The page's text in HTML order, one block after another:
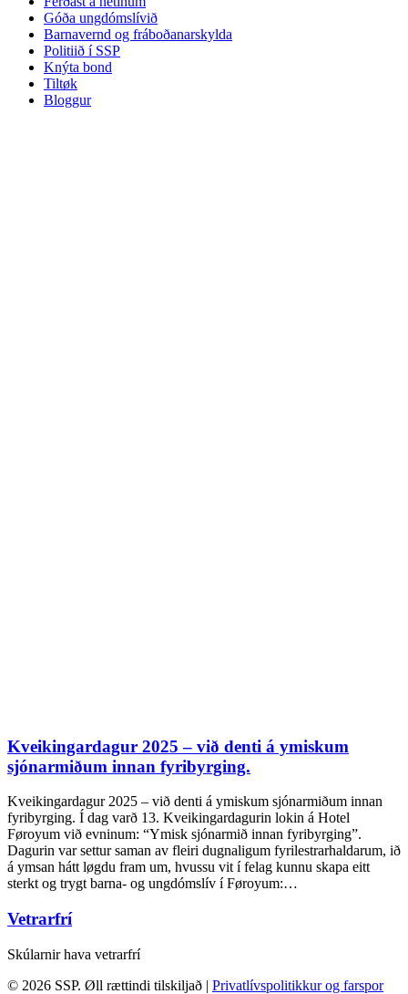
Góða ungdómslívið
Barnavernd og fráboðanarskylda
Politiið í SSP
Knýta bond
Tiltøk
Bloggur
Kveikingardagur 2025 – við denti á ymiskum
sjónarmiðum innan fyribyrging.
Kveikingardagur 2025 – við denti á ymiskum sjónarmiðum innan
fyribyrging. Í dag varð 13. Kveikingardagurin lokin á Hotel
Føroyum við evninum: “Ymisk sjónarmið innan fyribyrging”.
Dagurin var settur saman av fleiri dugnaligum fyrilestrarhaldarum, ið
á ymsan hátt løgdu fram um, hvussu vit í felag kunnu skapa eitt
sterkt og trygt barna- og ungdómslív í Føroyum:…
Vetrarfrí
Skúlarnir hava vetrarfrí
© 2026 SSP. Øll rættindi tilskiljað | Privatlívspolitikkur og farspor